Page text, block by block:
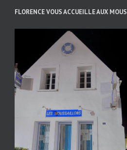
FLORENCE VOUS ACCUEILLE AUX